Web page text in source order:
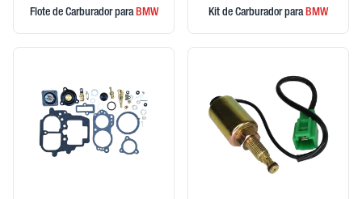
Flote de Carburador paraBMW Kit de Carburador paraBMW